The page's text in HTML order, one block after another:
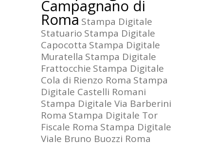
Campagnano di
Roma Stampa Digitale
Statuario Stampa Digitale
Capocotta Stampa Digitale
Muratella Stampa Digitale
Frattocchie Stampa Digitale
Cola di Rienzo Roma Stampa
Digitale Castelli Romani
Stampa Digitale Via Barberini
Roma Stampa Digitale Tor
Fiscale Roma Stampa Digitale
Viale Bruno Buozzi Roma